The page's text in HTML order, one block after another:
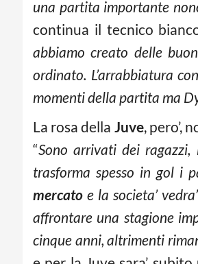
una partita importante
continua il tecnico
abbiamo creato delle
ordinato. L’arrabbiatura con
momenti della partita ma
La rosa della Juve, pero’,
“Sono arrivati dei ragazzi,
trasforma spesso in gol i
mercato e la societa’
affrontare una stagione
cinque anni, altrimenti